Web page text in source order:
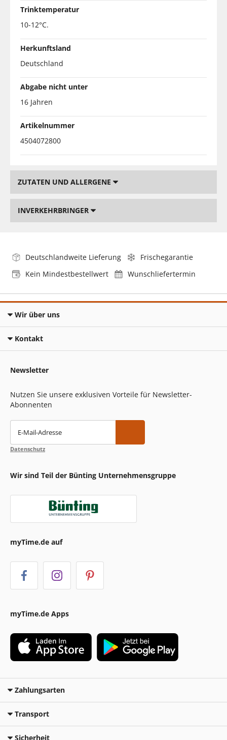
Trinktemperatur
10-12°C.
Herkunftsland
Deutschland
Abgabe nicht unter
16 Jahren
Artikelnummer
4504072800
ZUTATEN UND ALLERGENE
INVERKEHRBRINGER
Deutschlandweite Lieferung
Frischegarantie
Kein Mindestbestellwert
Wunschliefertermin
Wir über uns
Kontakt
Newsletter
Nutzen Sie unsere exklusiven Vorteile für Newsletter-
Abonnenten
E-Mail-Adresse
Datenschutz
Wir sind Teil der Bünting Unternehmensgruppe
myTime.de auf
myTime.de Apps
Zahlungsarten
Transport
Sicherheit